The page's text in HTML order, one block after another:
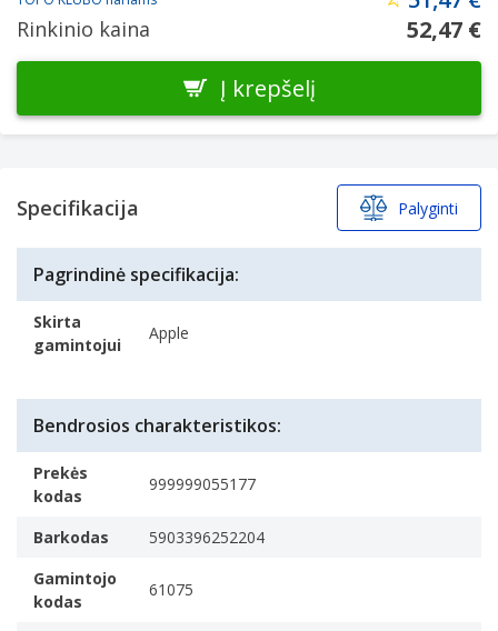
Rinkinio kaina
52,47 €
Į krepšelį
Specifikacija Palyginti
Pagrindinė specifikacija:
Skirta
gamintojui
Apple
Bendrosios charakteristikos:
Prekės
kodas
999999055177
Barkodas
5903396252204
Gamintojo
kodas
61075